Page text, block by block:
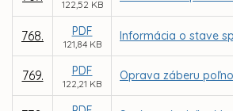
122,52 KB
768. PDF
121,84 KB
Informácia o stave
769. PDF
122,21 KB
Oprava záberu